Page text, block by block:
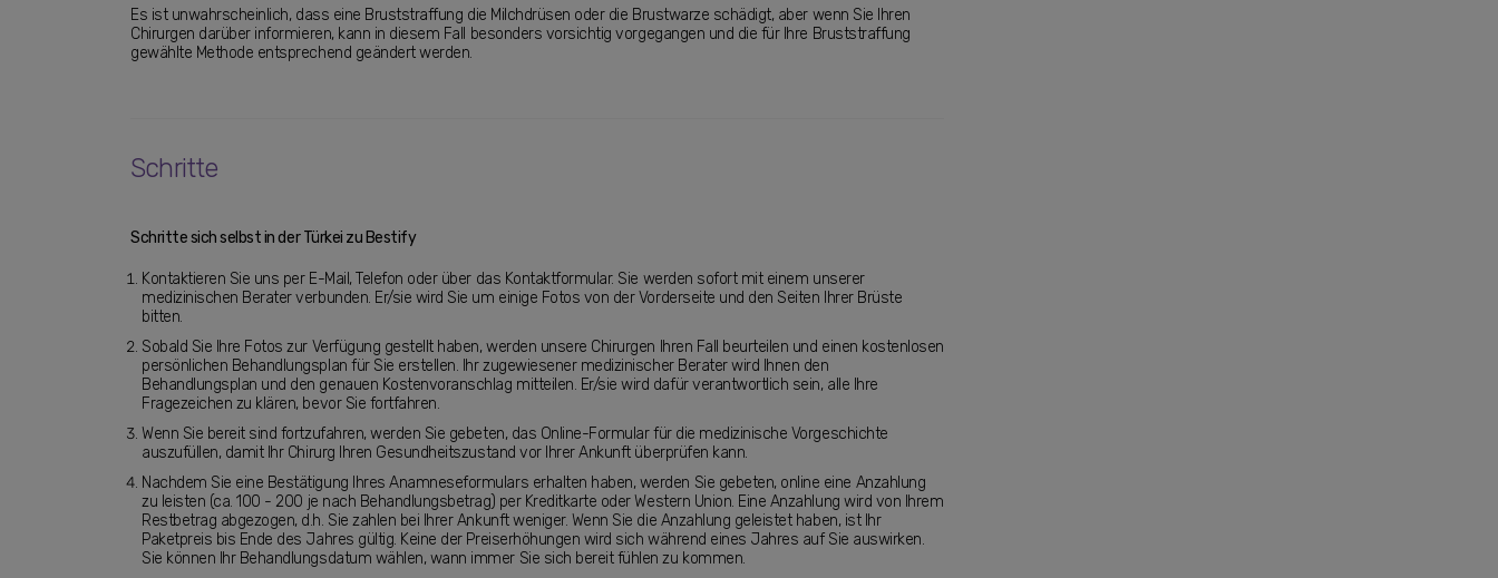
Es ist unwahrscheinlich, dass eine Bruststraffung die Milchdrüsen oder die Brustwarze schädigt, aber wenn Sie Ihren
Chirurgen darüber informieren, kann in diesem Fall besonders vorsichtig vorgegangen und die für Ihre Bruststraffung
gewählte Methode entsprechend geändert werden.
Schritte
Schritte sich selbst in der Türkei zu Bestify
Kontaktieren Sie uns per E-Mail, Telefon oder über das Kontaktformular. Sie werden sofort mit einem unserer
medizinischen Berater verbunden. Er/sie wird Sie um einige Fotos von der Vorderseite und den Seiten Ihrer Brüste
bitten.
Sobald Sie Ihre Fotos zur Verfügung gestellt haben, werden unsere Chirurgen Ihren Fall beurteilen und einen kostenlosen
persönlichen Behandlungsplan für Sie erstellen. Ihr zugewiesener medizinischer Berater wird Ihnen den
Behandlungsplan und den genauen Kostenvoranschlag mitteilen. Er/sie wird dafür verantwortlich sein, alle Ihre
Fragezeichen zu klären, bevor Sie fortfahren.
Wenn Sie bereit sind fortzufahren, werden Sie gebeten, das Online-Formular für die medizinische Vorgeschichte
auszufüllen, damit Ihr Chirurg Ihren Gesundheitszustand vor Ihrer Ankunft überprüfen kann.
Nachdem Sie eine Bestätigung Ihres Anamneseformulars erhalten haben, werden Sie gebeten, online eine Anzahlung
zu leisten (ca. 100 - 200 je nach Behandlungsbetrag) per Kreditkarte oder Western Union. Eine Anzahlung wird von Ihrem
Restbetrag abgezogen, d.h. Sie zahlen bei Ihrer Ankunft weniger. Wenn Sie die Anzahlung geleistet haben, ist Ihr
Paketpreis bis Ende des Jahres gültig. Keine der Preiserhöhungen wird sich während eines Jahres auf Sie auswirken.
Sie können Ihr Behandlungsdatum wählen, wann immer Sie sich bereit fühlen zu kommen.